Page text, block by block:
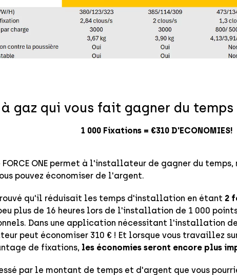
gaz qui vous fait gagner du
1 000 Fixations = €310 D'ECONOMIES!
FORCE ONE permet à l'installateur de gagner du
pouvez économiser de l'argent.
prouvé qu'il réduisait les temps d'installation en étant 2
plus de 16 heures lors de l'installation de 1 000
Dans une application nécessitant l'installation
peut économiser 310 € ! Et lorsque vous travaillez
de fixations, les économies seront encore plus
par le montant de temps et d'argent que vous